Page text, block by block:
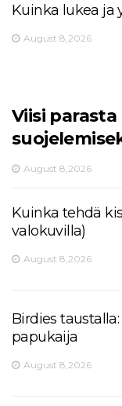
Kuinka lukea ja
August 8,2026
Viisi
August 8,2026
Kuinka tehdä
valokuvilla)
August 8,2026
Birdies
papukaija
August 8,2026